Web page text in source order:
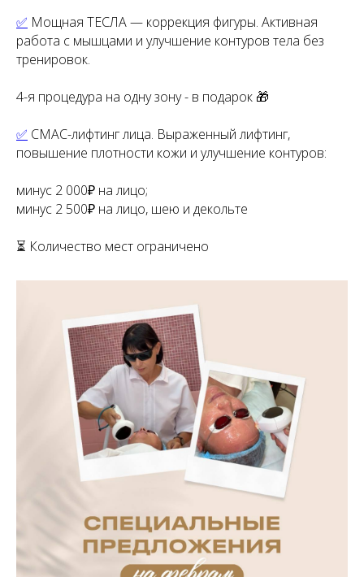
✅ Мощная ТЕСЛА — коррекция фигуры. Активная
работа с мышцами и улучшение контуров тела без
тренировок.
4-я процедура на одну зону - в подарок 🎁
✅ СМАС-лифтинг лица. Выраженный лифтинг,
повышение плотности кожи и улучшение контуров:
минус 2 000₽ на лицо;
минус 2 500₽ на лицо, шею и декольте
⏳ Количество мест ограничено